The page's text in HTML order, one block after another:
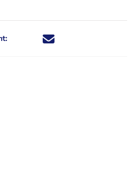
Deel dit nieuwsbericht via X -
Deel dit nieuwsbericht via
Deel dit nieuwsbericht
Deel dit